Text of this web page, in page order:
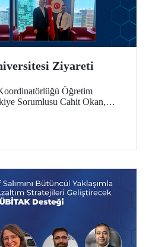
Ziyareti
Öğretim
Sorumlusu Cahit Okan,
dünyanın önde gelen